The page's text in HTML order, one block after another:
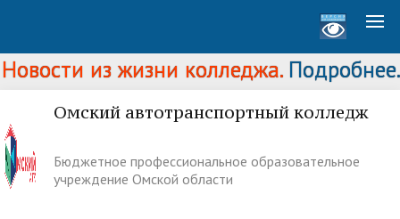
из жизни колледжа.Подробнее...
Омский автотранспортный колледж
Бюджетное профессиональное образовательное
учреждение Омской области